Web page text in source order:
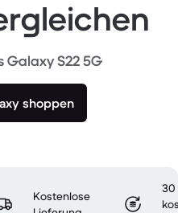
Galaxy S22 5G
shoppen
Kostenlose
30